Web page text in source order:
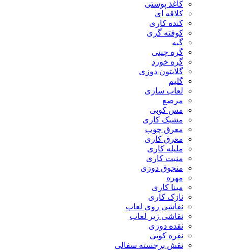
کاغذ پوستی
کلاقه ای
کنده کاری
کوفته گری
گبه
گره چینی
گره خورد
گلابتون دوزی
گلیم
لعاب سازی
مرصع
مس کوبی
مشبک کاری
معرق چوب
معرق کاری
مليله کاری
منبت کاری
منجوق دوزی
مهره
مینا کاری
نازک کاری
نقاشی روی لعاب
نقاشی زیر لعاب
نقده دوزی
نقره کوبی
نقش برجسته سفالی